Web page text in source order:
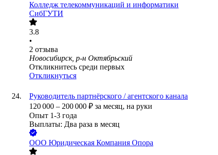
Колледж телекоммуникаций и информатики
СибГУТИ
3.8
•
2 отзыва
Новосибирск, р-н Октябрьский
Откликнитесь среди первых
Откликнуться
Руководитель партнёрского / агентского канала
120 000 – 200 000 ₽ за месяц, на руки
Опыт 1-3 года
Выплаты: Два раза в месяц
ООО Юридическая Компания Опора